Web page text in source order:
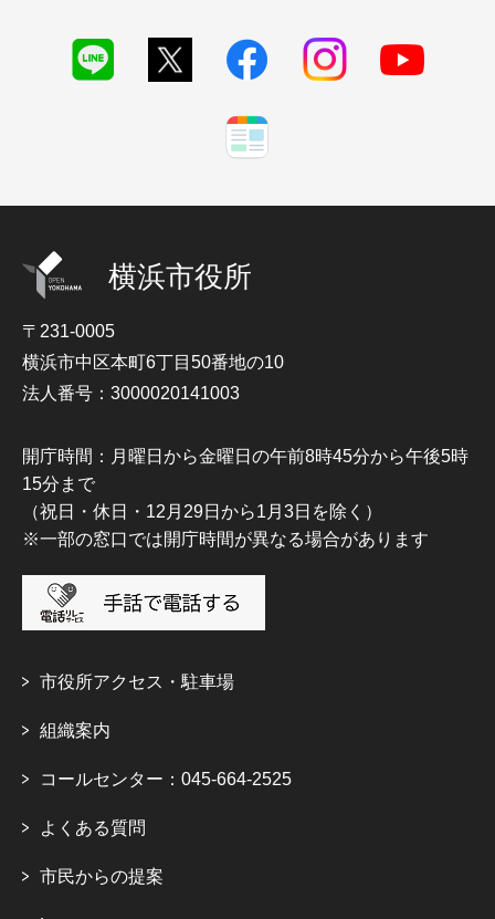
横浜市役所
〒231-0005
横浜市中区本町6丁目50番地の10
法人番号：3000020141003
開庁時間：月曜日から金曜日の午前8時45分から午後5時
15分まで
（祝日・休日・12月29日から1月3日を除く）
※一部の窓口では開庁時間が異なる場合があります
市役所アクセス・駐車場
組織案内
コールセンター：045-664-2525
よくある質問
市民からの提案